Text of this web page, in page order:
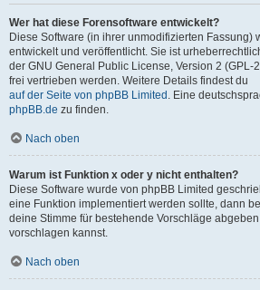
Wer hat diese Forensoftware entwickelt?
Diese Software (in ihrer unmodifizierten Fassung)
entwickelt und veröffentlicht. Sie ist
der GNU General Public License, Version 2 (GPL-
frei vertrieben werden. Weitere Details findest du
auf der Seite von phpBB Limited . Eine
phpBB.de zu finden.
Nach oben
Warum ist Funktion x oder y nicht enthalten?
Diese Software wurde von phpBB Limited
eine Funktion implementiert werden sollte, dann
deine Stimme für bestehende Vorschläge
vorschlagen kannst.
Nach oben